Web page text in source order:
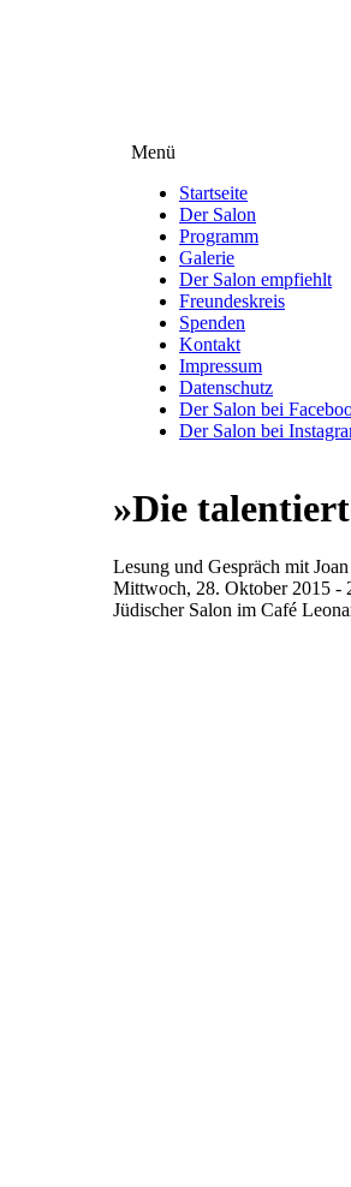
Menü
Startseite
Der Salon
Programm
Galerie
Der Salon empfiehlt
Freundeskreis
Spenden
Kontakt
Impressum
Datenschutz
Der Salon bei
Der Salon bei
»Die
Lesung und Gespräch mit
Mittwoch, 28. Oktober 2015 -
Jüdischer Salon im Café